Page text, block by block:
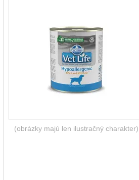
(obrázky majú len ilustračný charakter)